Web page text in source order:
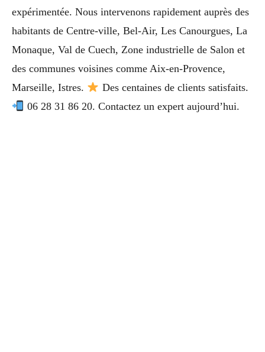
expérimentée. Nous intervenons rapidement auprès des
habitants de Centre-ville, Bel-Air, Les Canourgues, La
Monaque, Val de Cuech, Zone industrielle de Salon et
des communes voisines comme Aix-en-Provence,
Marseille, Istres.
Des centaines de clients satisfaits.
06 28 31 86 20. Contactez un expert aujourd’hui.